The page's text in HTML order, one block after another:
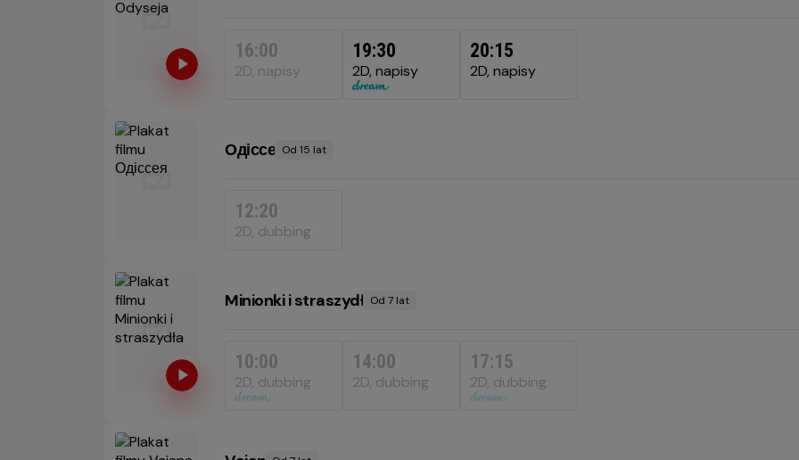
16:00
2D, napisy
19:30
2D, napisy
20:15
2D, napisy
Minimalny
Od 15 lat
Одіссея
12:20
2D, dubbing
Minimalny
Od 7 lat
Minionki i straszydła
10:00
2D, dubbing
14:00
2D, dubbing
17:15
2D, dubbing